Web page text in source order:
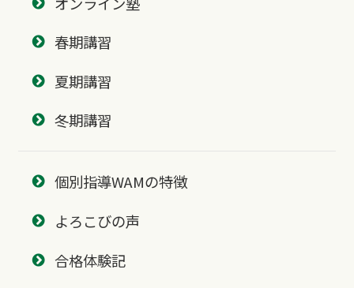
春期講習
夏期講習
冬期講習
個別指導WAMの特徴
よろこびの声
合格体験記